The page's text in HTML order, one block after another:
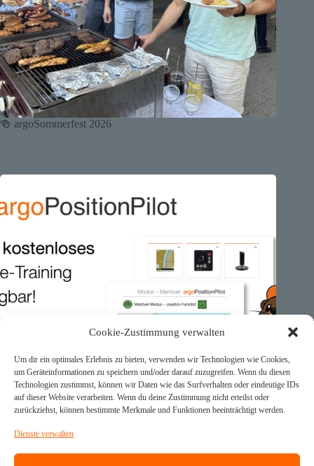
Cookie-Zustimmung verwalten
Um dir ein optimales Erlebnis zu bieten, verwenden wir Technologien wie Cookies,
um Geräteinformationen zu speichern und/oder darauf zuzugreifen. Wenn du diesen
Technologien zustimmst, können wir Daten wie das Surfverhalten oder eindeutige IDs
auf dieser Website verarbeiten. Wenn du deine Zustimmung nicht erteilst oder
zurückziehst, können bestimmte Merkmale und Funktionen beeinträchtigt werden.
Dienste verwalten
🍻 argoSommerfest 2026
🕹️ argoPositionPilot – Kostenloses Online-Training für alle